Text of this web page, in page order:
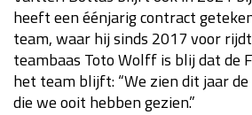
GP MEXICO 2026
Kwalificatie
Race
heeft een éénjarig contract
team, waar hij sinds 2017 voor
teambaas Toto Wolff is blij dat de
het team blijft: “We zien dit jaar
die we ooit hebben gezien.”